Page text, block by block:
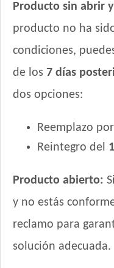
Producto sin abrir
producto no ha
condiciones,
de los 7 días
dos opciones:
Reemplazo
Reintegro del
Producto abierto:
y no estás
reclamo para
solución adecuada.